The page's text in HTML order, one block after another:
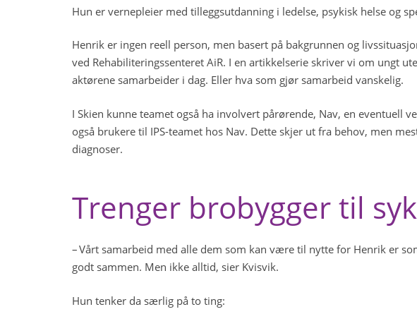
Hun er vernepleier med tilleggsutdanning i ledelse, psykisk helse og
Henrik er ingen reell person, men basert på bakgrunnen og
ved Rehabiliteringssenteret AiR. I en artikkelserie skriver vi om ungt
aktørene samarbeider i dag. Eller hva som gjør samarbeid vanskelig.
I Skien kunne teamet også ha involvert pårørende, Nav, en eventuell
også brukere til IPS-teamet hos Nav. Dette skjer ut fra behov, men
diagnoser.
Trenger brobygger til
– Vårt samarbeid med alle dem som kan være til nytte for Henrik er
godt sammen. Men ikke alltid, sier Kvisvik.
Hun tenker da særlig på to ting: